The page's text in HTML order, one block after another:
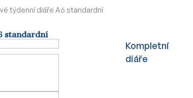
týdenní diáře A6 standardní
standardní
Kompletní
diáře